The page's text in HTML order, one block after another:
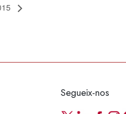
Segueix-nos